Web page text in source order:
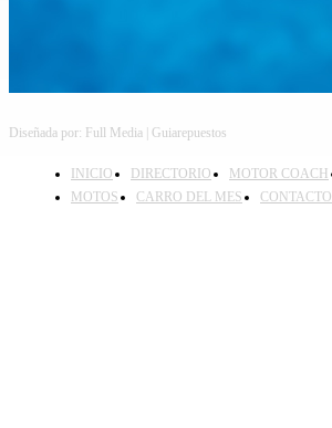
Diseñada por: Full Media | Guiarepuestos
INICIO DIRECTORIO MOTOR COACH
MOTOS
CARRO DEL MES CONTACTO